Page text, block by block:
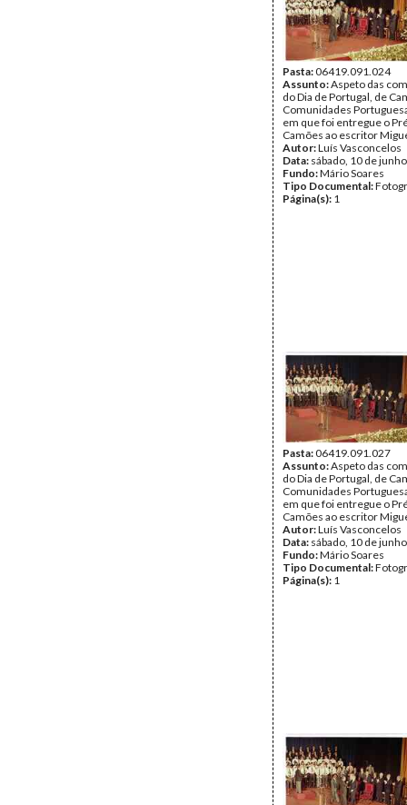
Pasta:06419.091.024
Assunto:Aspeto das
do Dia de Portugal, de
Comunidades
em que foi entregue o
Camões ao escritor
Autor:Luís Vasconcelos
Data: sábado, 10 de
Fundo:Mário Soares
Tipo Documental:
Página(s): 1
Pasta:06419.091.027
Assunto:Aspeto das
do Dia de Portugal, de
Comunidades
em que foi entregue o
Camões ao escritor
Autor:Luís Vasconcelos
Data: sábado, 10 de
Fundo:Mário Soares
Tipo Documental:
Página(s): 1